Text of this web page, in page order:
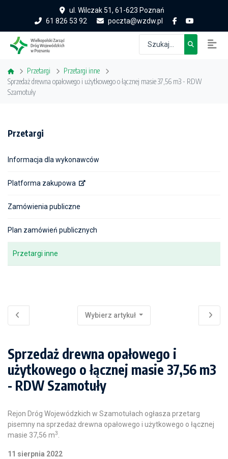
ul. Wilczak 51, 61-623 Poznań
61 826 53 92
poczta@wzdw.pl
Przetargi
Przetargi inne
Sprzedaż drewna opałowego i użytkowego o łącznej masie 37,56 m3 - RDW
Szamotuły
Przetargi
Informacja dla wykonawców
Platforma zakupowa
Zamówienia publiczne
Plan zamówień publicznych
Przetargi inne
Wybierz artykuł
Sprzedaż drewna opałowego i
użytkowego o łącznej masie 37,56 m3
- RDW Szamotuły
Rejon Dróg Wojewódzkich w Szamotułach ogłasza przetarg
pisemny na sprzedaż drewna opałowego i użytkowego o łącznej
masie 37,56 m3
11 sierpnia 2022